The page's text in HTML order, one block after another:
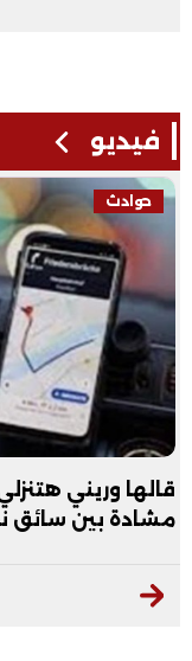
فيديو
حوادث
قالها وريني
مشادة بين سائق